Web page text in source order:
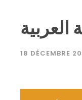
العربية
18 DÉCEMBRE